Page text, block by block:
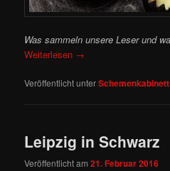
Was sammeln unsere Leser und
Weiterlesen →
Veröffentlicht unterSchemenkabinett
Leipzig in Schwarz
Veröffentlicht am21. Februar 2016